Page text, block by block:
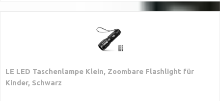
LE LED Taschenlampe Klein, Zoombare Flashlight für
Kinder, Schwarz